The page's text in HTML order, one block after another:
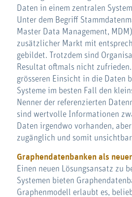
Daten in einem zentralen
Unter dem Begriff
Master Data Management,
zusätzlicher Markt mit
gebildet. Trotzdem sind
Resultat oftmals nicht
grösseren Einsicht in die Daten
Systeme im besten Fall den
Nenner der referenzierten
sind wertvolle Informationen
Daten irgendwo vorhanden,
zugänglich und somit
Graphendatenbanken als
Einen neuen Lösungsansatz zu
Systemen bieten
Graphenmodell erlaubt es,